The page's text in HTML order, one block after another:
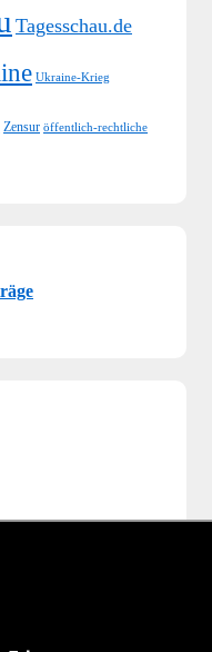
Tagesschau.de
Ukraine-Krieg
Zensur öffentlich-rechtliche